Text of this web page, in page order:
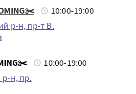
10:00-19:00
р-н, пр-т В.
10:00-19:00
р-н, пр.